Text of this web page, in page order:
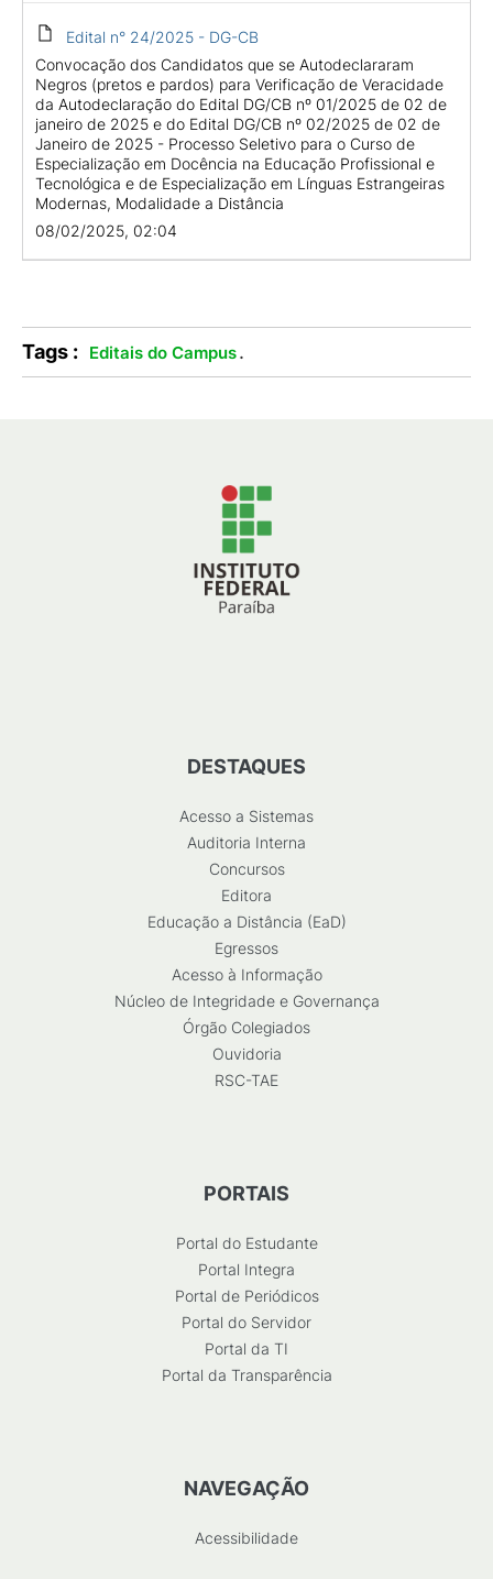
Edital n° 24/2025 - DG-CB
Convocação dos Candidatos que se Autodeclararam
Negros (pretos e pardos) para Verificação de Veracidade
da Autodeclaração do Edital DG/CB nº 01/2025 de 02 de
janeiro de 2025 e do Edital DG/CB nº 02/2025 de 02 de
Janeiro de 2025 - Processo Seletivo para o Curso de
Especialização em Docência na Educação Profissional e
Tecnológica e de Especialização em Línguas Estrangeiras
Modernas, Modalidade a Distância
08/02/2025, 02:04
Tags : Editais do Campus.
DESTAQUES
Acesso a Sistemas
Auditoria Interna
Concursos
Editora
Educação a Distância (EaD)
Egressos
Acesso à Informação
Núcleo de Integridade e Governança
Órgão Colegiados
Ouvidoria
RSC-TAE
PORTAIS
Portal do Estudante
Portal Integra
Portal de Periódicos
Portal do Servidor
Portal da TI
Portal da Transparência
NAVEGAÇÃO
Acessibilidade